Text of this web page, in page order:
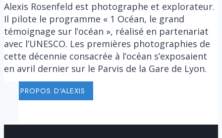
Alexis Rosenfeld est photographe et explorateur.
Il pilote le programme « 1 Océan, le grand
témoignage sur l’océan », réalisé en partenariat
avec l’UNESCO. Les premières photographies de
cette décennie consacrée à l’océan s’exposaient
en avril dernier sur le Parvis de la Gare de Lyon.
A PROPOS D'ALEXIS